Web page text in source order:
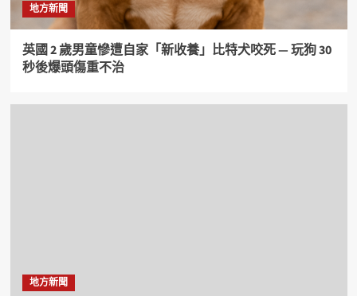
地方新聞
英國 2 歲男童慘遭自家「新收養」比特犬咬死 — 玩狗 30
秒後爆頭傷重不治
地方新聞